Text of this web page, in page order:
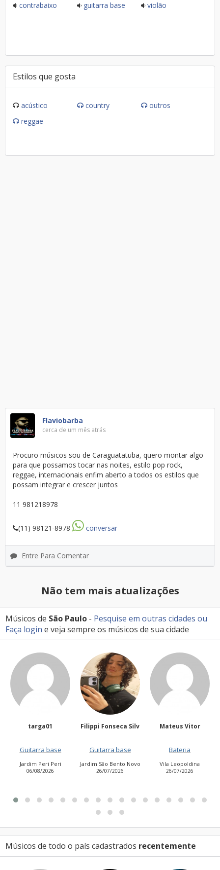
contrabaixo guitarra base violão
Estilos que gosta
acústico country
outros
reggae
Flaviobarba
cerca de um mês atrás
Procuro músicos sou de Caraguatatuba, quero montar algo
para que possamos tocar nas noites, estilo pop rock,
reggae, internacionais enfim aberto a todos os estilos que
possam integrar e crescer juntos
11 981218978
(11) 98121-8978 conversar
Entre Para Comentar
Não tem mais atualizações
Músicos de São Paulo - Pesquise em outras cidades ou
Faça login e veja sempre os músicos de sua cidade
Filippi Fonseca Silv
Guitarra base
Jardim São Bento Novo
26/07/2026
Mateus Vitor
Bateria
Vila Leopoldina
26/07/2026
Anailuj Avlis
Vocalista - Baixo
Jardim Aurora (Zona
Leste)
Músicos de todo o país cadastrados recentemente